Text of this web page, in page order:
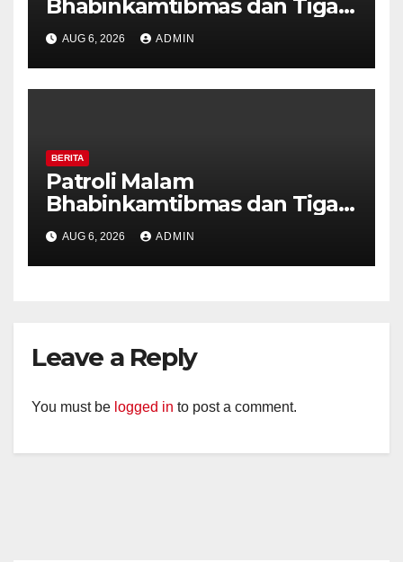
Bhabinkamtibmas dan Tiga
Pilar Kelurahan Ungaran
Perkuat Kamtibmas, Warga
Diajak Aktifkan Ronda
AUG 6, 2026 ADMIN
BERITA
Patroli Malam
Bhabinkamtibmas dan Tiga
Pilar Kelurahan Ungaran
Perkuat Kamtibmas, Warga
Diajak Aktifkan Ronda
AUG 6, 2026 ADMIN
Leave a Reply
You must be logged in to post a comment.